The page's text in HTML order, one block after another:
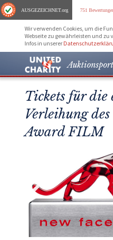
AUSGEZEICHNET.org 751
Wir verwenden Cookies, um die
Webseite zu gewährleisten und zu
Infos in unserer
Tickets für die
Verleihung
Award FILM